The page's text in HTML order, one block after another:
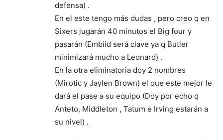
defensa) .
En el este tengo más dudas , pero creo q en
Sixers jugarán 40 minutos el Big four y
pasarán (Embiid será clave ya q Butler
minimizará mucho a Leonard) .
En la otra eliminatoria doy 2 nombres
(Mirotic y Jaylen Brown) el que este mejor le
dará el pase a su equipo (Doy por echo q
Anteto, Middleton , Tatum e Irving estarán a
su nivel) .